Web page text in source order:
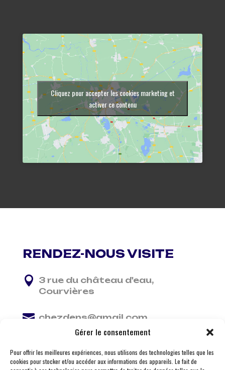
Gérer le consentement
Pour offrir les meilleures expériences, nous utilisons des technologies telles que les
cookies pour stocker et/ou accéder aux informations des appareils. Le fait de
Cliquez pour accepter les cookies marketing et
activer ce contenu
RENDEZ-NOUS VISITE
 3 rue du château d'eau,
Courvières
 chezdens@gmail.com